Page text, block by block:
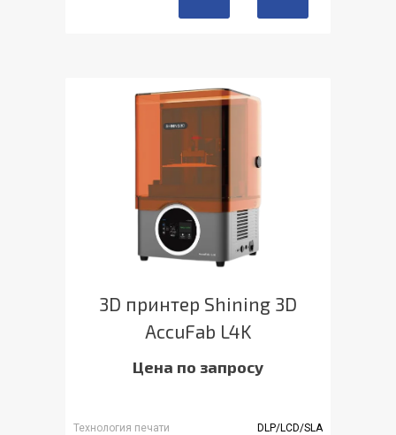
3D принтер Shining 3D
AccuFab L4K
Цена по запросу
Технология печати
DLP/LCD/SLA